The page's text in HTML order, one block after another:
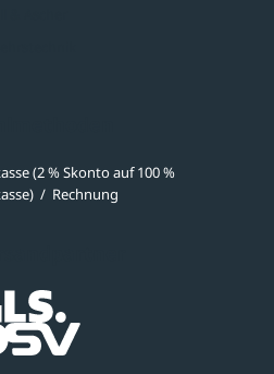
(2 % Skonto auf 100 %
/ Rechnung